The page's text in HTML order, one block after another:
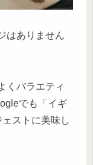
はありません
くバラエティ
でも「イギ
ストに美味し